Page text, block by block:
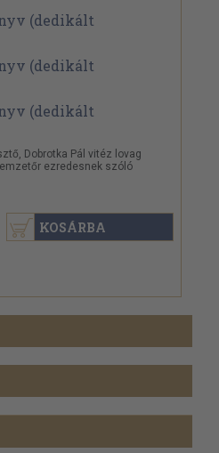
Dobrotka Pál vitéz lovag
ezredesnek szóló
KOSÁRBA